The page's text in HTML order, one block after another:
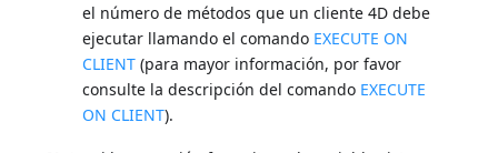
el número de métodos que un cliente 4D debe
ejecutar llamando el comando EXECUTE ON
CLIENT (para mayor información, por favor
consulte la descripción del comando EXECUTE
ON CLIENT).